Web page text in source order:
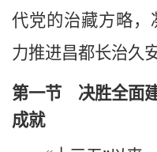
代党的治藏方略
力推进昌都长治久
第一节 决胜全面
成就